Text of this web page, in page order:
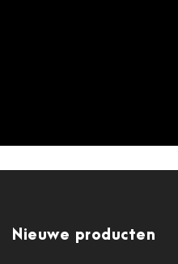
Nieuwe producten